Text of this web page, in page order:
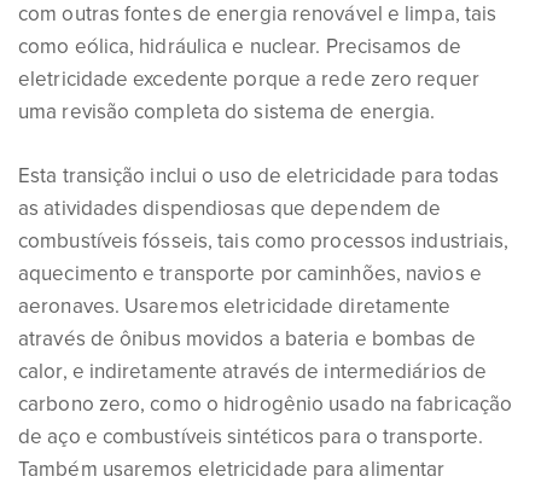
com outras fontes de energia renovável e limpa, tais
como eólica, hidráulica e nuclear. Precisamos de
eletricidade excedente porque a rede zero requer
uma revisão completa do sistema de energia.
Esta transição inclui o uso de eletricidade para todas
as atividades dispendiosas que dependem de
combustíveis fósseis, tais como processos industriais,
aquecimento e transporte por caminhões, navios e
aeronaves. Usaremos eletricidade diretamente
através de ônibus movidos a bateria e bombas de
calor, e indiretamente através de intermediários de
carbono zero, como o hidrogênio usado na fabricação
de aço e combustíveis sintéticos para o transporte.
Também usaremos eletricidade para alimentar